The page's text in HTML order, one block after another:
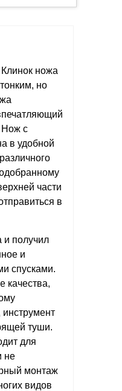
ножа
но
Нож с
в удобной
части
в
и получил
и
спусками.
качества,
туши.
для
не
монтаж
видов